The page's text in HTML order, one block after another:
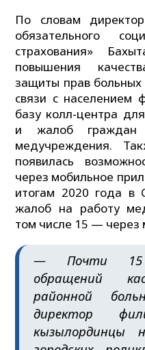
По словам
обязательного
страхования»
повышения
защиты прав больных
связи с населением
базу колл-центра
и жалоб граждан
медучреждения.
появилась
через мобильное
итогам 2020 года в
жалоб на работу
том числе 15 — через
— Почти 15
обращений
районной
директор
кызылординцы